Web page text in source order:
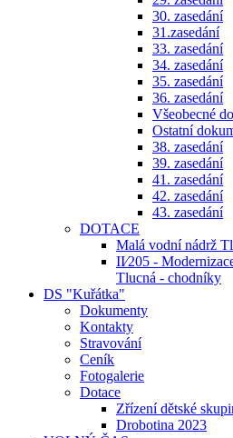
30. zasedání
31.zasedání
33. zasedání
34. zasedání
35. zasedání
36. zasedání
Všeobecné
Ostatní
38. zasedání
39. zasedání
41. zasedání
42. zasedání
43. zasedání
DOTACE
Malá vodní nádrž
II⁄205 -
Tlucná - chodníky
DS "Kuřátka"
Dokumenty
Kontakty
Stravování
Ceník
Fotogalerie
Dotace
Zřízení dětské
Drobotina 2023